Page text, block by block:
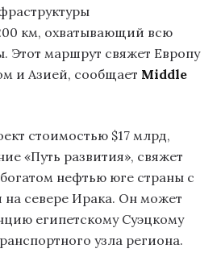
км, охватывающий всю
Этот маршрут свяжет Европу
и Азией, сообщает Middle
стоимостью $17 млрд,
«Путь развития», свяжет
нефтью юге страны с
на севере Ирака. Он может
египетскому Суэцкому
узла региона.